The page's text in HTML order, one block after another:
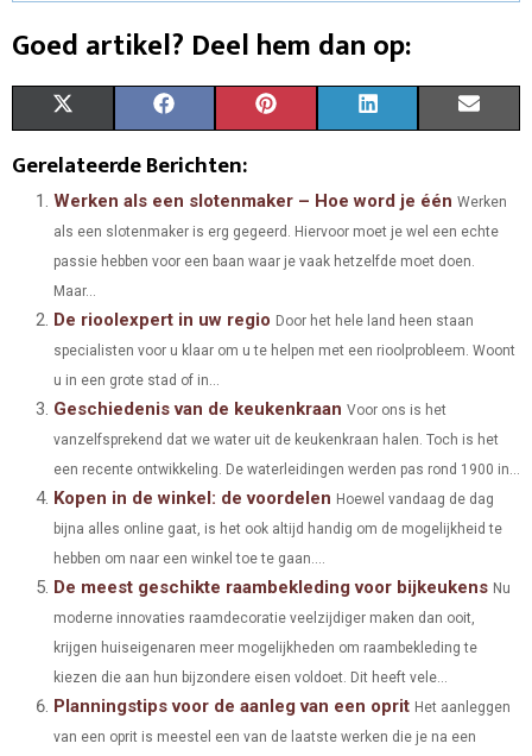
Goed artikel? Deel hem dan op:
A
R
O
T
W
T
E
R
)
R
O
C
E
O
K
R
O
N
N
T
R
E
S
T
A
R
O
N
K
D
N
R
I
Gerelateerde Berichten:
Werken als een slotenmaker – Hoe word je één Werken
als een slotenmaker is erg gegeerd. Hiervoor moet je wel een echte
passie hebben voor een baan waar je vaak hetzelfde moet doen.
Maar...
De rioolexpert in uw regio Door het hele land heen staan
specialisten voor u klaar om u te helpen met een rioolprobleem. Woont
u in een grote stad of in...
Geschiedenis van de keukenkraan Voor ons is het
vanzelfsprekend dat we water uit de keukenkraan halen. Toch is het
een recente ontwikkeling. De waterleidingen werden pas rond 1900 in...
Kopen in de winkel: de voordelen Hoewel vandaag de dag
bijna alles online gaat, is het ook altijd handig om de mogelijkheid te
hebben om naar een winkel toe te gaan....
De meest geschikte raambekleding voor bijkeukens Nu
moderne innovaties raamdecoratie veelzijdiger maken dan ooit,
krijgen huiseigenaren meer mogelijkheden om raambekleding te
kiezen die aan hun bijzondere eisen voldoet. Dit heeft vele...
Planningstips voor de aanleg van een oprit Het aanleggen
van een oprit is meestel een van de laatste werken die je na een